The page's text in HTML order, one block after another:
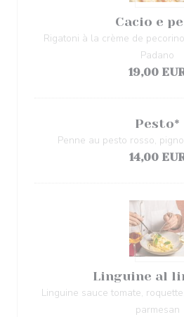
Cacio e
Rigatoni à la crème de
Padano
19,00
Pesto*
Penne au pesto rosso,
14,00
Linguine al
Linguine sauce tomate,
parmesan